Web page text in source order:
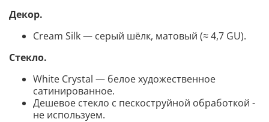
Декор.
Cream Silk — серый шёлк, матовый (≈ 4,7 GU).
Стекло.
White Сrystal — белое художественное
сатинированное.
Дешевое стекло с пескоструйной обработкой -
не используем.